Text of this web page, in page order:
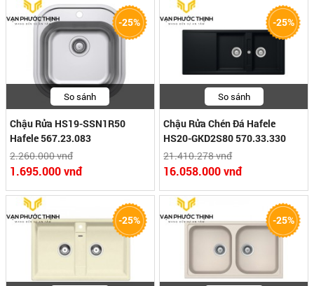
So sánh
Chậu Rửa HS19-SSN1R50
Hafele 567.23.083
2.260.000 vnđ
1.695.000 vnđ
-25%
So sánh
Chậu Rửa Chén Đá Hafele
HS20-GKD2S80 570.33.330
21.410.278 vnđ
16.058.000 vnđ
-25%
-25% -25%